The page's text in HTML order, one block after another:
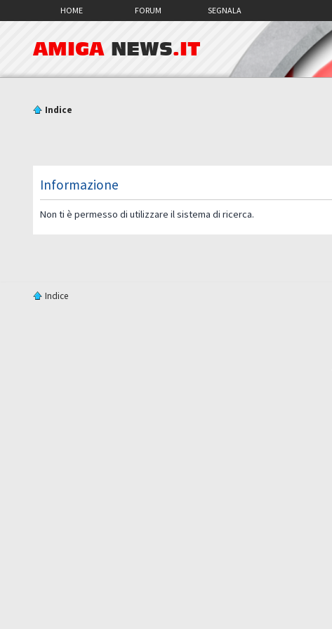
HOME FORUM SEGNALA
AMIGA NEWS.IT
Indice
Informazione
Non ti è permesso di utilizzare il sistema di ricerca.
Indice